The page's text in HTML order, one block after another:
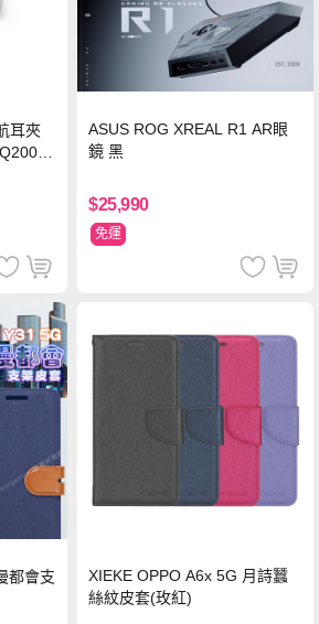
耳夾
ASUS ROG XREAL R1 AR眼
鏡 黑
$25,990
免運
都會支
XIEKE OPPO A6x 5G 月詩蠶
絲紋皮套(玫紅)